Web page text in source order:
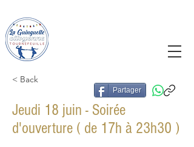
Citoyenne Tournefeuille
< Back
Partager
Jeudi 18 juin - Soirée
d'ouverture ( de 17h à 23h30 )